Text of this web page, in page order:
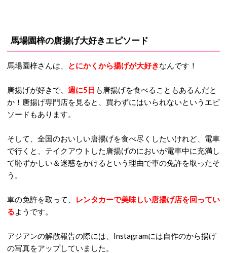
馬場園梓の唐揚げ大好きエピソード
馬場園梓さんは、 とにかくから揚げが大好きなんです！
唐揚げが好きで、 週に5日 も唐揚げを食べることもあるんだと
か！唐揚げ専門店を見ると、買わずにはいられないというエピ
ソードもあります。
そして、全国のおいしい唐揚げを食べ尽くしたいけれど、電車
で行くと、テイクアウトした唐揚げのにおいが電車中に充満し
て恥ずかしい＆迷惑をかけるという理由で車の免許を取ったそ
う。
車の免許を取って、
レンタカーで美味しい唐揚げ店を回ってい
るようです。
アジアンの解散報告の際には、Instagramには自作のから揚げ
の写真をアップしていました。